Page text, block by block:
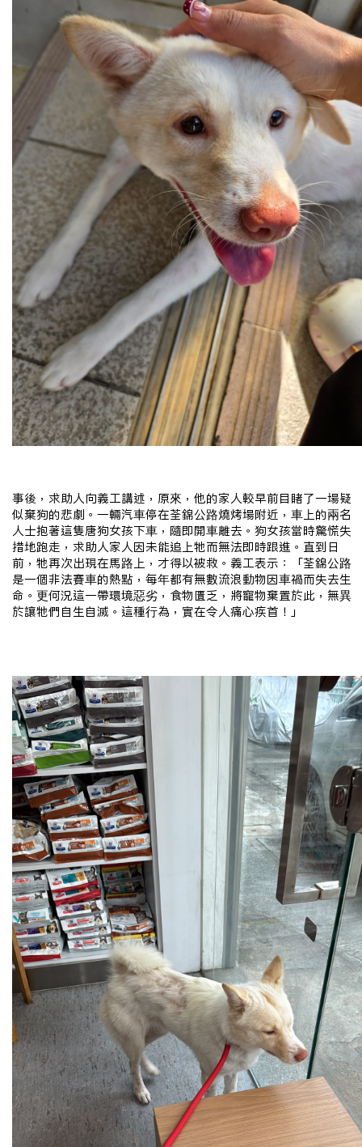
事後，求助人向義工講述，原來，他的家人較早前目睹了一場疑
似棄狗的悲劇。一輛汽車停在荃錦公路燒烤場附近，車上的兩名
人士抱著這隻唐狗女孩下車，隨即開車離去。狗女孩當時驚慌失
措地跑走，求助人家人因未能追上牠而無法即時跟進。直到日
前，牠再次出現在馬路上，才得以被救。 義工表示：「荃錦公路
是一個非法賽車的熱點，每年都有無數流浪動物因車禍而失去生
命。更何況這一帶環境惡劣，食物匱乏，將寵物棄置於此，無異
於讓牠們自生自滅。這種行為，實在令人痛心疾首！」